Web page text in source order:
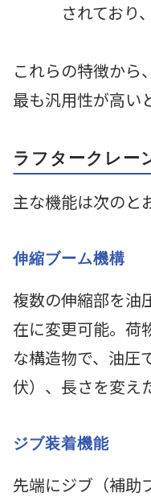
されており
これらの特徴から
最も汎用性が高い
ラフタークレー
主な機能は次のと
伸縮ブーム機構
複数の伸縮部を油
在に変更可能。荷
な構造物で、油圧
伏）、長さを変え
ジブ装着機能
先端にジブ（補助